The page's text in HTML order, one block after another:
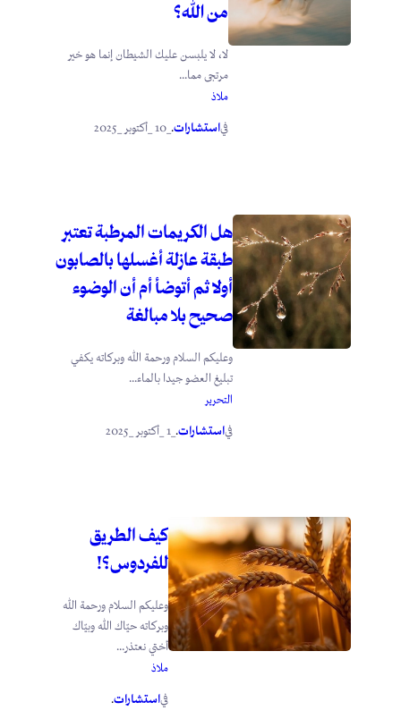
من الله؟
لا، لا يلبسن عليك الشيطان إنما هو خير
مرتجى مما...
ملاذ
فياستشارات. _10 _أكتوبر _2025
هل الكريمات المرطبة تعتبر
طبقة عازلة أغسلها بالصابون
أولا ثم أتوضأ أم أن الوضوء
صحيح بلا مبالغة
وعليكم السلام ورحمة الله وبركاته يكفي
تبليغ العضو جيدا بالماء...
التحرير
فياستشارات.
كيف الطريق
للفردوس؟!
وعليكم السلام ورحمة الله
وبركاته حيّاك الله وبيّاك
أختي نعتذر...
ملاذ
فياستشارات.